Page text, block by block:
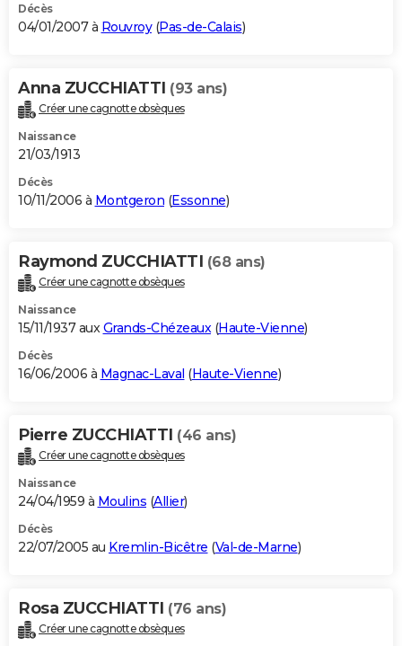
Décès
04/01/2007 à Rouvroy(Pas-de-Calais)
Anna ZUCCHIATTI (93 ans)
Créer une cagnotte obsèques
Naissance
21/03/1913
Décès
10/11/2006 à Montgeron (Essonne)
Raymond ZUCCHIATTI (68 ans)
Créer une cagnotte obsèques
Naissance
15/11/1937 auxGrands-Chézeaux(Haute-Vienne)
Décès
16/06/2006 à Magnac-Laval (Haute-Vienne)
Pierre ZUCCHIATTI (46 ans)
Créer une cagnotte obsèques
Naissance
24/04/1959 à Moulins (Allier)
Décès
22/07/2005 au Kremlin-Bicêtre (Val-de-Marne)
Rosa ZUCCHIATTI (76 ans)
Créer une cagnotte obsèques